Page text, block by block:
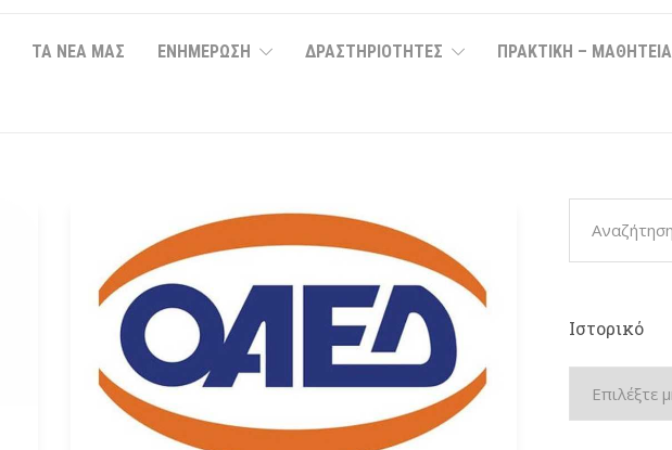
ΤΑ ΝΕΑ ΜΑΣ ΕΝΗΜΕΡΩΣΗ ΔΡΑΣΤΗΡΙΟΤΗΤΕΣ ΠΡΑΚΤΙΚΗ – ΜΑΘΗΤΕΙΑ
Ιστορικό